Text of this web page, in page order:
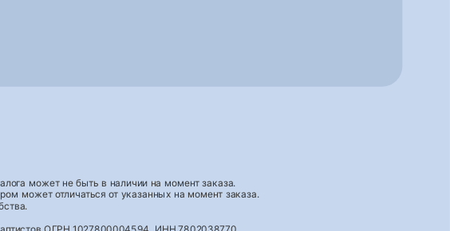
может не быть в наличии на момент заказа.
может отличаться от указанных на момент заказа.
ОГРН 1027800004594, ИНН 7802038770